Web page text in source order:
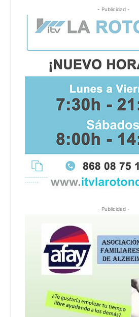
- Publicidad -
- Publicidad -